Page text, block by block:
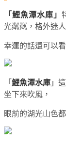
「 鯉魚潭水庫 」
光粼粼，格外迷人
幸運的話還可以
「 鯉魚潭水庫 」
坐下來吹風，
眼前的湖光山色